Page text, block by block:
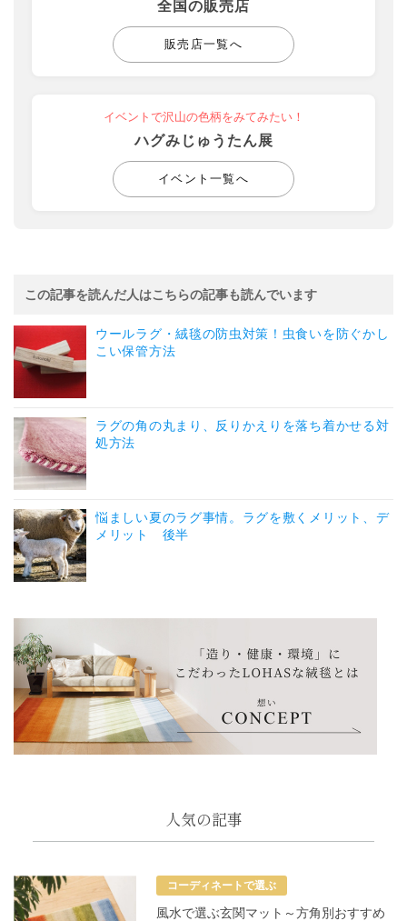
全国の販売店
販売店一覧へ
イベントで沢山の色柄をみてみたい！
ハグみじゅうたん展
イベント一覧へ
この記事を読んだ人はこちらの記事も読んでいます
ウールラグ・絨毯の防虫対策！虫食いを防ぐかし
こい保管方法
ラグの角の丸まり、反りかえりを落ち着かせる対
処方法
悩ましい夏のラグ事情。ラグを敷くメリット、デ
メリット 後半
人気の記事
コーディネートで選ぶ
風水で選ぶ玄関マット～方角別おすすめ